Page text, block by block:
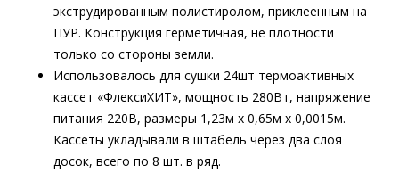
экструдированным полистиролом, приклеенным на
ПУР. Конструкция герметичная, не плотности
только со стороны земли.
Использовалось для сушки 24шт термоактивных
кассет «ФлексиХИТ», мощность 280Вт, напряжение
питания 220В, размеры 1,23м х 0,65м х 0,0015м.
Кассеты укладывали в штабель через два слоя
досок, всего по 8 шт. в ряд.